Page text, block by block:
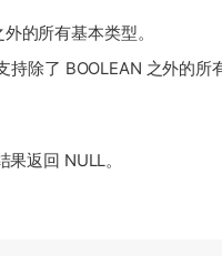
的所有基本类型。
持除了 BOOLEAN 之外的所
返回 NULL。